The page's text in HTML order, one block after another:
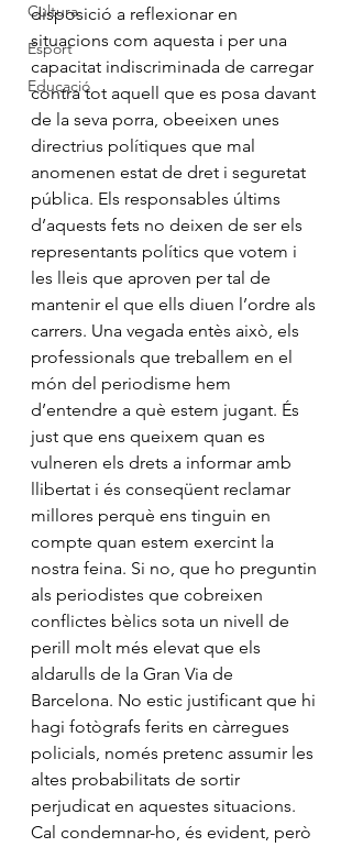
Cultura
Esport
Educació
disposició a reflexionar en
situacions com aquesta i per una
capacitat indiscriminada de carregar
contra tot aquell que es posa davant
de la seva porra, obeeixen unes
directrius polítiques que mal
anomenen estat de dret i seguretat
pública. Els responsables últims
d’aquests fets no deixen de ser els
representants polítics que votem i
les lleis que aproven per tal de
mantenir el que ells diuen l’ordre als
carrers. Una vegada entès això, els
professionals que treballem en el
món del periodisme hem
d’entendre a què estem jugant. És
just que ens queixem quan es
vulneren els drets a informar amb
llibertat i és conseqüent reclamar
millores perquè ens tinguin en
compte quan estem exercint la
nostra feina. Si no, que ho preguntin
als periodistes que cobreixen
conflictes bèlics sota un nivell de
perill molt més elevat que els
aldarulls de la Gran Via de
Barcelona. No estic justificant que hi
hagi fotògrafs ferits en càrregues
policials, només pretenc assumir les
altes probabilitats de sortir
perjudicat en aquestes situacions.
Cal condemnar-ho, és evident, però